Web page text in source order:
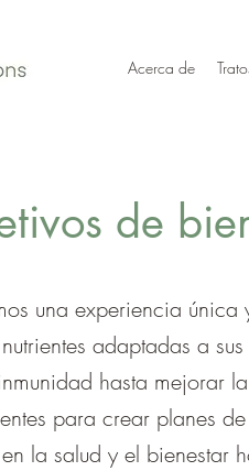
Acerca de
de
una experiencia
adaptadas a
hasta mejorar
para crear planes
la salud y el bienestar